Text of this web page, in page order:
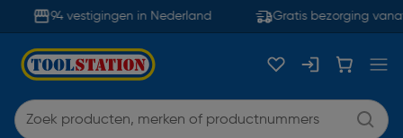
94 vestigingen in Nederland Gratis bezorging vanaf